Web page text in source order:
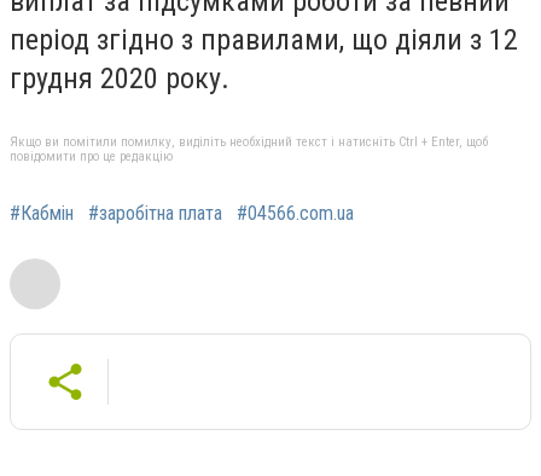
період згідно з правилами, що діяли з 12
грудня 2020 року.
Якщо ви помітили помилку, виділіть необхідний текст і натисніть Ctrl + Enter, щоб
повідомити про це редакцію
#Кабмін #заробітна плата #04566.com.ua